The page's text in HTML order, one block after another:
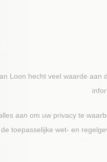
Loon hecht veel waarde aan
aan om uw privacy te
toepasselijke wet- en